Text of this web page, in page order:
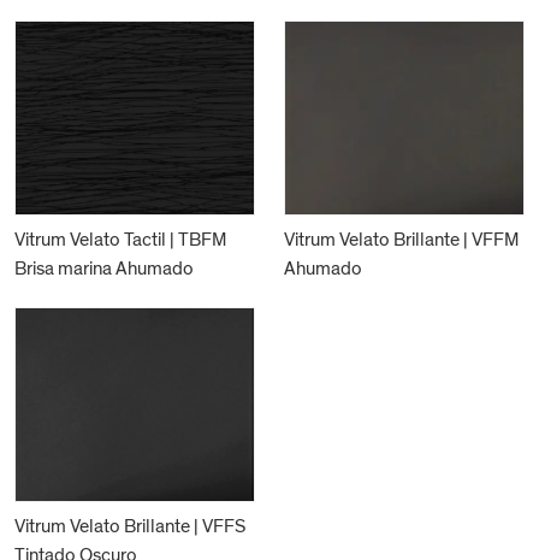
Vitrum Velato Tactil | TBFM
Brisa marina Ahumado
Vitrum Velato Brillante | VFFM
Ahumado
Vitrum Velato Brillante | VFFS